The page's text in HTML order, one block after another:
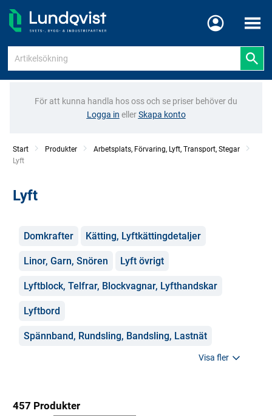
Meny
För att kunna handla hos oss och se priser behöver du
Logga in ellerSkapa konto
Start Produkter
Arbetsplats, Förvaring, Lyft, Transport, Stegar
Current:
Lyft
Lyft
Kategorier
Domkrafter Kätting, Lyftkättingdetaljer
Linor, Garn, Snören Lyft övrigt
Lyftblock, Telfrar, Blockvagnar, Lyfthandskar
Lyftbord
Spännband, Rundsling, Bandsling, Lastnät
Visa fler
457 Produkter